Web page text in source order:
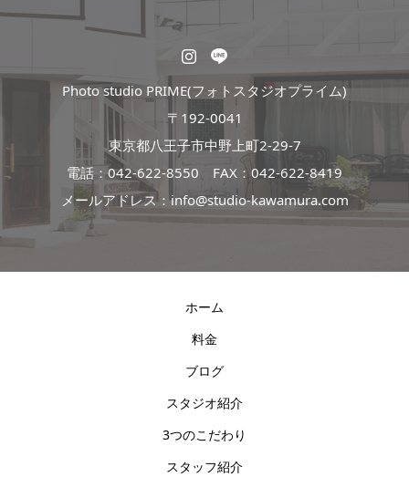
Photo studio PRIME(フォトスタジオプライム)
〒192-0041
東京都八王子市中野上町2-29-7
電話：042-622-8550 FAX：042-622-8419
メールアドレス：info@studio-kawamura.com
ホーム
料金
ブログ
スタジオ紹介
3つのこだわり
スタッフ紹介